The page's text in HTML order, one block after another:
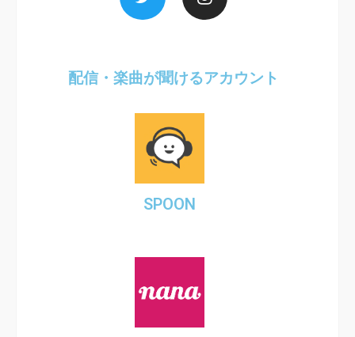
配信・楽曲が聞けるアカウント
SPOON